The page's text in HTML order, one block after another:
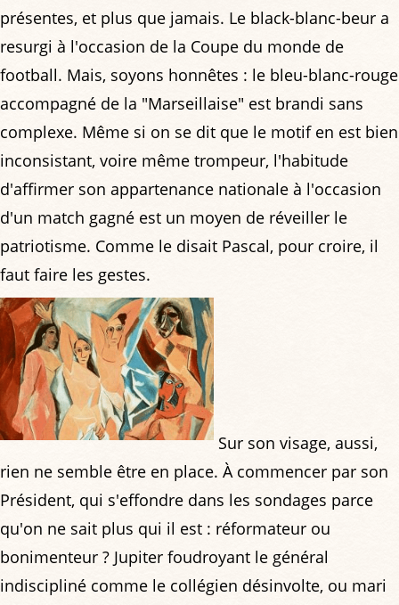
présentes, et plus que jamais. Le black-blanc-beur a
resurgi à l'occasion de la Coupe du monde de
football. Mais, soyons honnêtes : le bleu-blanc-rouge
accompagné de la "Marseillaise" est brandi sans
complexe. Même si on se dit que le motif en est bien
inconsistant, voire même trompeur, l'habitude
d'affirmer son appartenance nationale à l'occasion
d'un match gagné est un moyen de réveiller le
patriotisme. Comme le disait Pascal, pour croire, il
faut faire les gestes.
Sur son visage, aussi,
rien ne semble être en place. À commencer par son
Président, qui s'effondre dans les sondages parce
qu'on ne sait plus qui il est : réformateur ou
bonimenteur ? Jupiter foudroyant le général
indiscipliné comme le collégien désinvolte, ou mari